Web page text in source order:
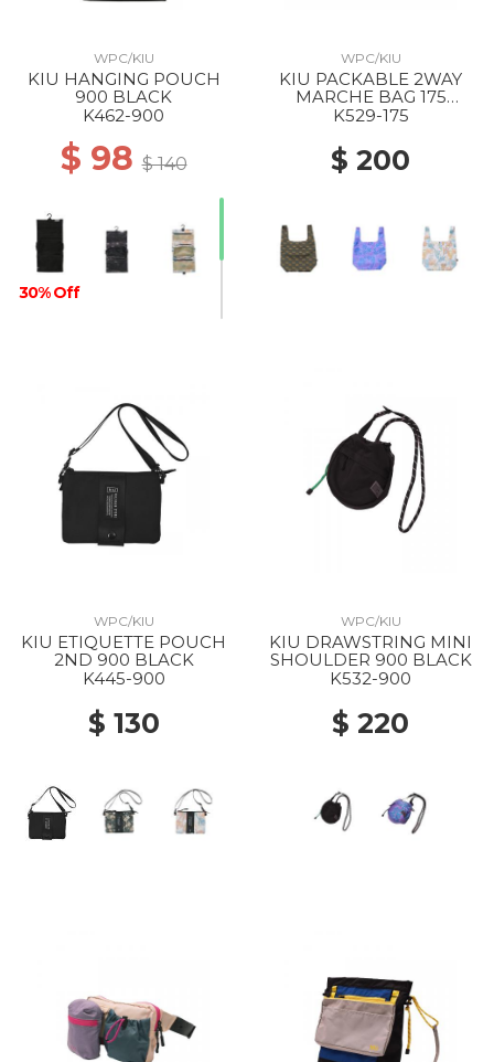
WPC/KIU
KIU HANGING POUCH
900 BLACK
K462-900
$ 98$ 140
30% Off
WPC/KIU
KIU PACKABLE 2WAY
MARCHE BAG 175
LEOPARD
K529-175
$ 200
WPC/KIU
KIU ETIQUETTE POUCH
2ND 900 BLACK
K445-900
$ 130
WPC/KIU
KIU DRAWSTRING MINI
SHOULDER 900 BLACK
K532-900
$ 220